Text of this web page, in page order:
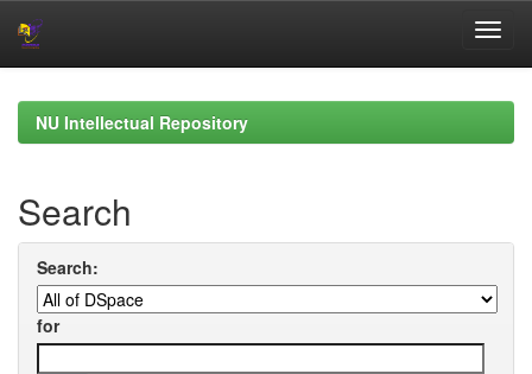
navigationNU Intellectual Repository
Search
Search:
for